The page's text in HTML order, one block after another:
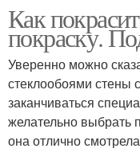
Как
покраску.
Уверенно можно
стеклообоями стены
заканчиваться
желательно выбрать
она отлично